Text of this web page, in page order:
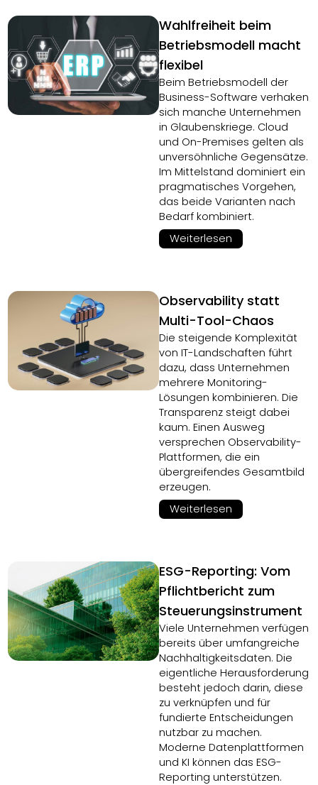
Wahlfreiheit beim
Betriebsmodell macht
flexibel
Beim Betriebsmodell der
Business-Software verhaken
sich manche Unternehmen
in Glaubenskriege. Cloud
und On-Premises gelten als
unversöhnliche Gegensätze.
Im Mittelstand dominiert ein
pragmatisches Vorgehen,
das beide Varianten nach
Bedarf kombiniert.
Weiterlesen
Observability statt
Multi-Tool-Chaos
Die steigende Komplexität
von IT-Landschaften führt
dazu, dass Unternehmen
mehrere Monitoring-
Lösungen kombinieren. Die
Transparenz steigt dabei
kaum. Einen Ausweg
versprechen Observability-
Plattformen, die ein
übergreifendes Gesamtbild
erzeugen.
Weiterlesen
ESG-Reporting: Vom
Pflichtbericht zum
Steuerungsinstrument
Viele Unternehmen verfügen
bereits über umfangreiche
Nachhaltigkeitsdaten. Die
eigentliche Herausforderung
besteht jedoch darin, diese
zu verknüpfen und für
fundierte Entscheidungen
nutzbar zu machen.
Moderne Datenplattformen
und KI können das ESG-
Reporting unterstützen.